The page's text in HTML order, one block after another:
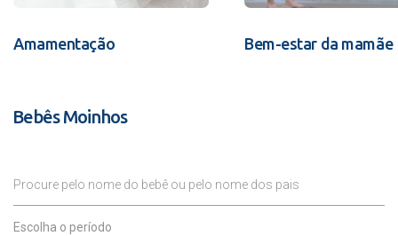
Amamentação Bem-estar da mamãe
Bebês Moinhos
Procure pelo nome do bebê ou pelo nome dos pais
Escolha o período